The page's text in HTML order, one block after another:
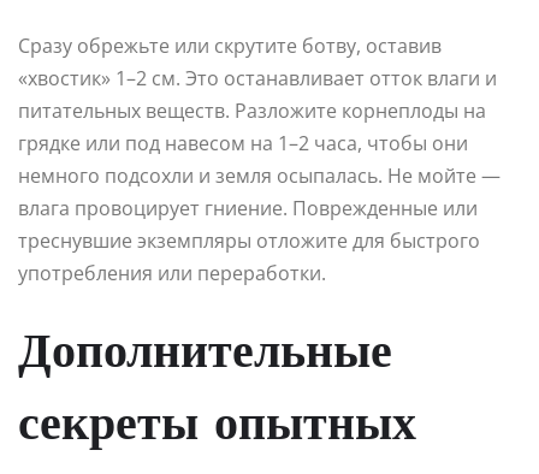
Сразу обрежьте или скрутите ботву, оставив
«хвостик» 1–2 см. Это останавливает отток влаги и
питательных веществ. Разложите корнеплоды на
грядке или под навесом на 1–2 часа, чтобы они
немного подсохли и земля осыпалась. Не мойте —
влага провоцирует гниение. Поврежденные или
треснувшие экземпляры отложите для быстрого
употребления или переработки.
Дополнительные
секреты опытных